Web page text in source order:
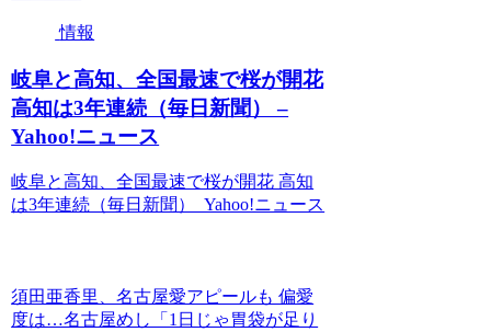
情報
岐阜と高知、全国最速で桜が開花
高知は3年連続（毎日新聞） –
Yahoo!ニュース
岐阜と高知、全国最速で桜が開花 高知
は3年連続（毎日新聞） Yahoo!ニュース
須田亜香里、名古屋愛アピールも 偏愛
度は…名古屋めし「1日じゃ胃袋が足り